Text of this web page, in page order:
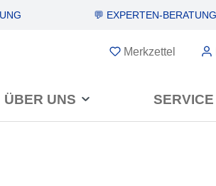
💬 EXPERTEN-BERATUNG
Merkzettel
ÜBER UNS SERVICE